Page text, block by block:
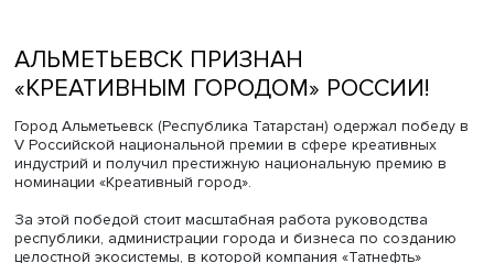
АЛЬМЕТЬЕВСК ПРИЗНАН
«КРЕАТИВНЫМ ГОРОДОМ» РОССИИ!
Город Альметьевск (Республика Татарстан) одержал
V Российской национальной премии в сфере
индустрий и получил престижную национальную
номинации «Креативный город».